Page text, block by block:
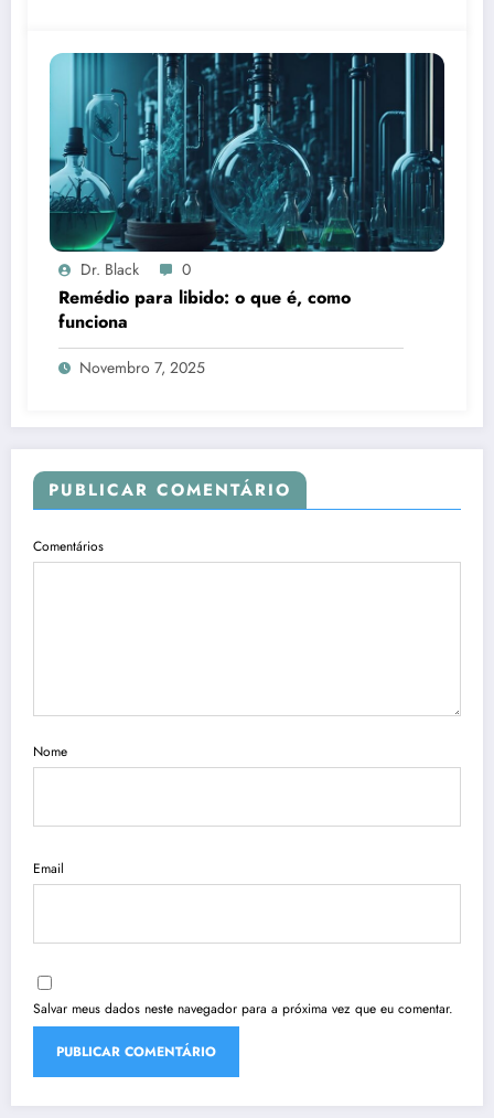
Dr. Black 0
Remédio para libido: o que é, como
funciona
Novembro 7, 2025
PUBLICAR COMENTÁRIO
Comentários
Nome
Email
Salvar meus dados neste navegador para a próxima vez que eu comentar.